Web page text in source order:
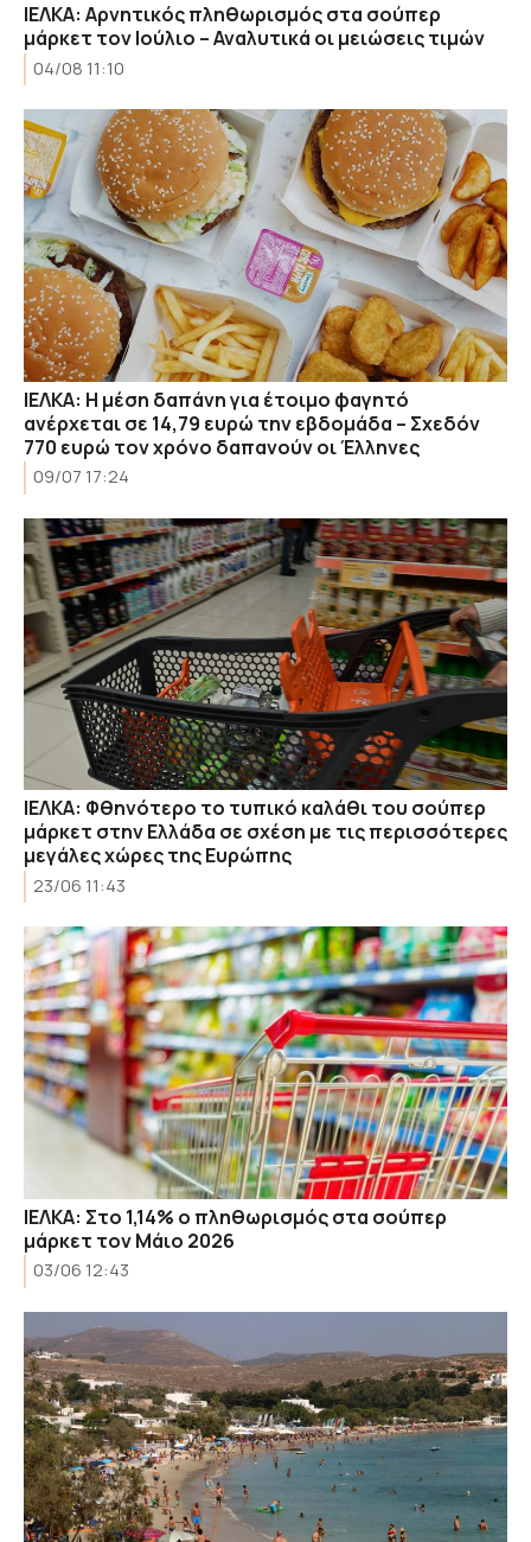
ΙΕΛΚΑ: Αρνητικός πληθωρισμός στα σούπερ
μάρκετ τον Ιούλιο – Αναλυτικά οι μειώσεις τιμών
04/08 11:10
ΙΕΛΚΑ: Η μέση δαπάνη για έτοιμο φαγητό
ανέρχεται σε 14,79 ευρώ την εβδομάδα – Σχεδόν
770 ευρώ τον χρόνο δαπανούν οι Έλληνες
09/07 17:24
ΙΕΛΚΑ: Φθηνότερο το τυπικό καλάθι του σούπερ
μάρκετ στην Ελλάδα σε σχέση με τις περισσότερες
μεγάλες χώρες της Ευρώπης
23/06 11:43
ΙΕΛΚΑ: Στο 1,14% ο πληθωρισμός στα σούπερ
μάρκετ τον Μάιο 2026
03/06 12:43